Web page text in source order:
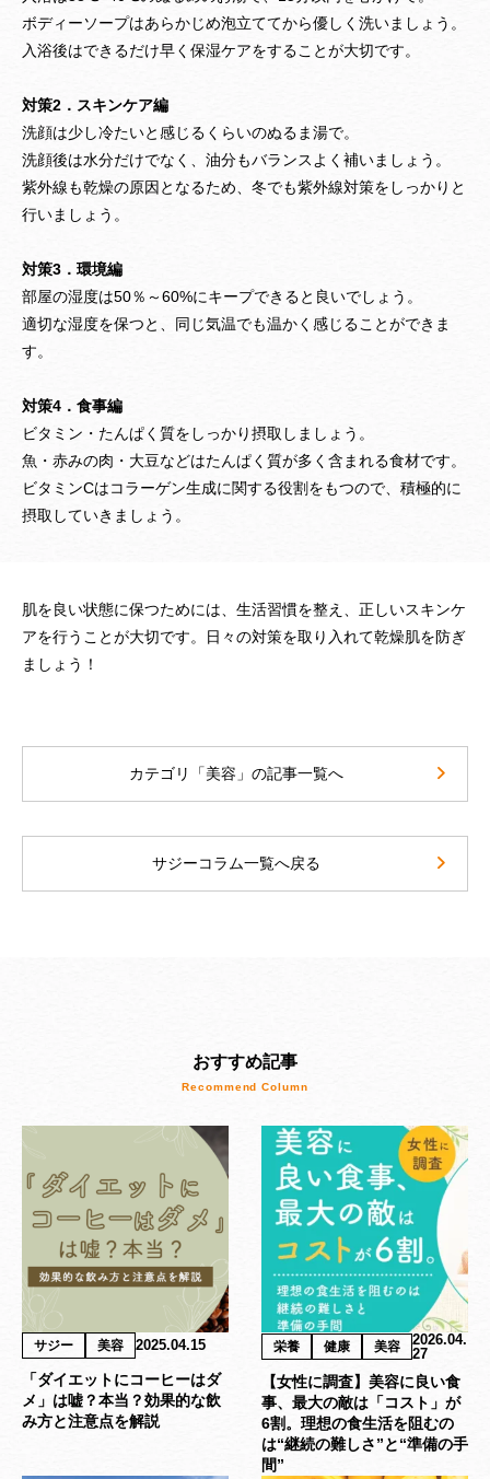
ボディーソープはあらかじめ泡立ててから優しく洗いましょう。
入浴後はできるだけ早く保湿ケアをすることが大切です。
対策2 ． スキンケア編
洗顔は少し冷たいと感じるくらいのぬるま湯で。
洗顔後は水分だけでなく、油分もバランスよく補いましょう。
紫外線も乾燥の原因となるため、冬でも紫外線対策をしっかりと
行いましょう。
対策3．環境編
部屋の湿度は50％～60%にキープできると良いでしょう。
適切な湿度を保つと、同じ気温でも温かく感じることができま
す。
対策4．食事編
ビタミン・たんぱく質をしっかり摂取しましょう。
魚・赤みの肉・大豆などはたんぱく質が多く含まれる食材です。
ビタミンCはコラーゲン生成に関する役割をもつので、積極的に
摂取していきましょう。
肌を良い状態に保つためには、生活習慣を整え、正しいスキンケ
アを行うことが大切です。日々の対策を取り入れて乾燥肌を防ぎ
ましょう！
カテゴリ「美容」の記事一覧へ
サジーコラム一覧へ戻る
おすすめ記事
サジー 美容 2025.04.15
「ダイエットにコーヒーはダ
メ」は嘘？本当？効果的な飲
み方と注意点を解説
栄養 健康 美容
2026.04.
27
【女性に調査】美容に良い食
事、最大の敵は「コスト」が
6割。理想の食生活を阻むの
は“継続の難しさ”と“準備の手
間”